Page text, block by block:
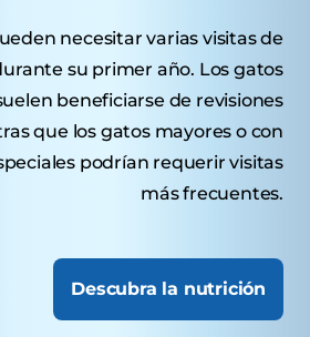
necesitar varias visitas de
su primer año. Los gatos
beneficiarse de revisiones
que los gatos mayores o con
podrían requerir visitas
más frecuentes.
Descubra la nutrición